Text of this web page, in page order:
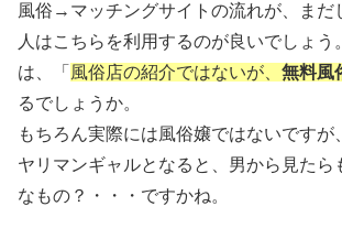
風俗→マッチングサイトの流れが、まだ
人はこちらを利用するのが良いでしょう
は、「 風俗店の紹介ではないが、 無料風
るでしょうか。
もちろん実際には風俗嬢ではないですが
ヤリマンギャルとなると、男から見たら
なもの？・・・ですかね。